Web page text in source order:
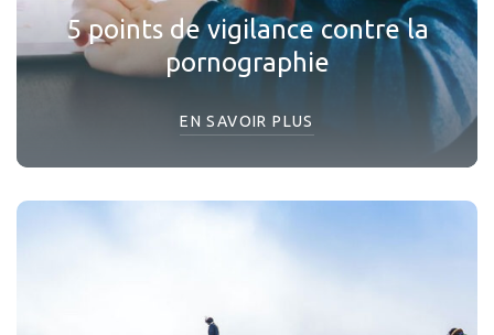
5 points de vigilance contre la
pornographie
EN SAVOIR PLUS